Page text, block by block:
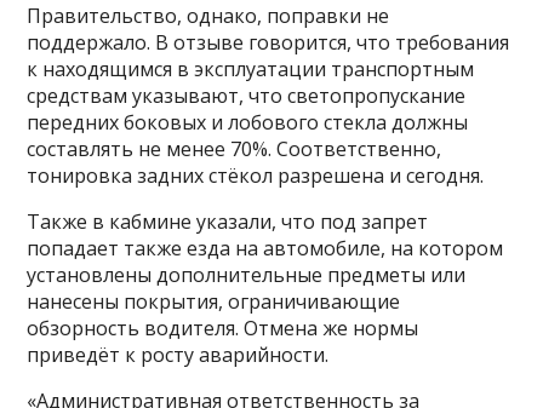
Правительство, однако, поправки не
поддержало. В отзыве говорится, что требования
к находящимся в эксплуатации транспортным
средствам указывают, что светопропускание
передних боковых и лобового стекла должны
составлять не менее 70%. Соответственно,
тонировка задних стёкол разрешена и сегодня.
Также в кабмине указали, что под запрет
попадает также езда на автомобиле, на котором
установлены дополнительные предметы или
нанесены покрытия, ограничивающие
обзорность водителя. Отмена же нормы
приведёт к росту аварийности.
«Административная ответственность за